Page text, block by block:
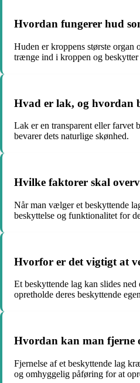
Hvordan fungerer hud
Huden er kroppens største organ
trænge ind i kroppen og beskytter
Hvad er lak, og hvordan
Lak er en transparent eller
bevarer dets naturlige skønhed.
Hvilke faktorer skal
Når man vælger et beskyttende
beskyttelse og funktionalitet for
Hvorfor er det vigtigt at
Et beskyttende lag kan slides
opretholde deres beskyttende
Hvordan kan man fjerne
Fjernelse af et beskyttende lag
og omhyggelig påføring for at